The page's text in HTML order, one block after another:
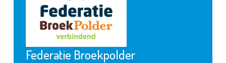
Federatie Broekpolder